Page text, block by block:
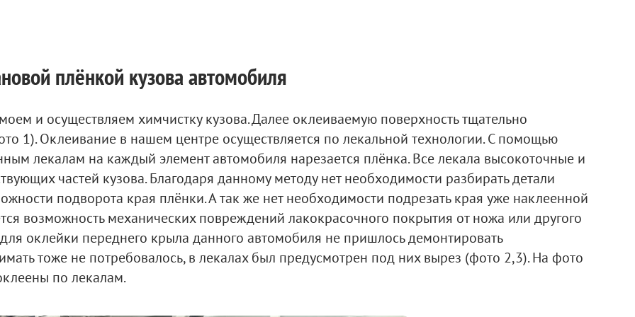
плёнкой кузова автомобиля
и осуществляем химчистку кузова. Далее оклеиваемую поверхность тщательно
1). Оклеивание в нашем центре осуществляется по лекальной технологии. С помощью
лекалам на каждый элемент автомобиля нарезается плёнка. Все лекала высокоточные и
частей кузова. Благодаря данному методу нет необходимости разбирать детали
подворота края плёнки. А так же нет необходимости подрезать края уже наклеенной
возможность механических повреждений лакокрасочного покрытия от ножа или другого
оклейки переднего крыла данного автомобиля не пришлось демонтировать
тоже не потребовалось, в лекалах был предусмотрен под них вырез (фото 2,3). На фото
по лекалам.